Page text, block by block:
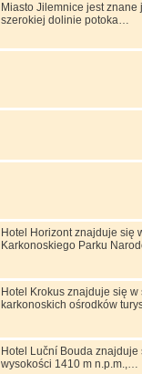
Miasto Jilemnice jest znane
szerokiej dolinie potoka…
Hotel Horizont znajduje się
Karkonoskiego Parku
Hotel Krokus znajduje się
karkonoskich ośrodków
Hotel Luční Bouda
wysokości 1410 m n.p.m.,…